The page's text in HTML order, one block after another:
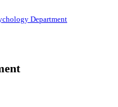
Department